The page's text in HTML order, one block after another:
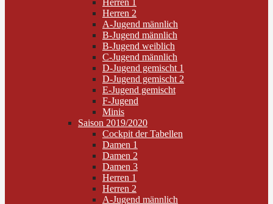
Herren 1
Herren 2
A-Jugend männlich
B-Jugend männlich
B-Jugend weiblich
C-Jugend männlich
D-Jugend gemischt 1
D-Jugend gemischt 2
E-Jugend gemischt
F-Jugend
Minis
Saison 2019/2020
Cockpit der Tabellen
Damen 1
Damen 2
Damen 3
Herren 1
Herren 2
A-Jugend männlich